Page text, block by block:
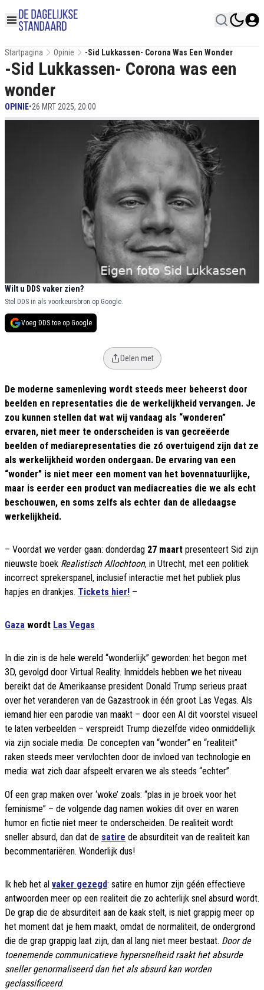
Startpagina Opinie -Sid Lukkassen- Corona Was Een Wonder
-Sid Lukkassen- Corona was een
wonder
OPINIE•26 MRT 2025, 20:00
Wilt u DDS vaker zien?
Stel DDS in als voorkeursbron op Google.
Voeg DDS toe op Google
Delen met
De moderne samenleving wordt steeds meer beheerst door
beelden en representaties die de werkelijkheid vervangen. Je
zou kunnen stellen dat wat wij vandaag als “wonderen”
ervaren, niet meer te onderscheiden is van gecreëerde
beelden of mediarepresentaties die zó overtuigend zijn dat ze
als werkelijkheid worden ondergaan. De ervaring van een
“wonder” is niet meer een moment van het bovennatuurlijke,
maar is eerder een product van mediacreaties die we als echt
beschouwen, en soms zelfs als echter dan de alledaagse
werkelijkheid.
– Voordat we verder gaan: donderdag 27 maart presenteert Sid zijn
nieuwste boek Realistisch Allochtoon, in Utrecht, met een politiek
incorrect sprekerspanel, inclusief interactie met het publiek plus
hapjes en drankjes. Tickets hier! –
Gaza wordt Las Vegas
In die zin is de hele wereld “wonderlijk” geworden: het begon met
3D, gevolgd door Virtual Reality. Inmiddels hebben we het niveau
bereikt dat de Amerikaanse president Donald Trump serieus praat
over het veranderen van de Gazastrook in één groot Las Vegas. Als
iemand hier een parodie van maakt – door een AI dit voorstel visueel
te laten verbeelden – verspreidt Trump diezelfde video onmiddellijk
via zijn sociale media. De concepten van “wonder” en “realiteit”
raken steeds meer vervlochten door de invloed van technologie en
media: wat zich daar afspeelt ervaren we als steeds “echter”.
Of een grap maken over ‘woke’ zoals: “plas in je broek voor het
feminisme” – de volgende dag namen wokies dit over en waren
humor en fictie niet meer te onderscheiden. De realiteit wordt
sneller absurd, dan dat de satire de absurditeit van de realiteit kan
becommentariëren. Wonderlijk dus!
Ik heb het al vaker gezegd: satire en humor zijn géén effectieve
antwoorden meer op een realiteit die zo achterlijk snel absurd wordt.
De grap die de absurditeit aan de kaak stelt, is niet grappig meer op
het moment dat je hem maakt, omdat de normaliteit, de ondergrond
die de grap grappig laat zijn, dan al lang niet meer bestaat. Door de
toenemende communicatieve hypersnelheid raakt het absurde
sneller genormaliseerd dan het als absurd kan worden
geclassificeerd.